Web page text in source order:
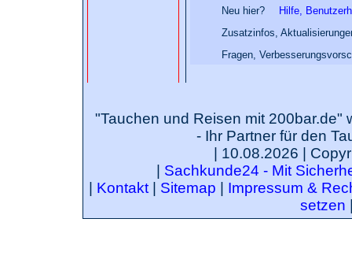
Neu hier?
Hilfe,
Zusatzinfos,
Fragen,
"Tauchen und Reisen mit 200bar.de"
- Ihr Partner für den
| 10.08.2026 |
Sachkunde24 - Mit
Kontakt| Sitemap
Impressum &
setzen